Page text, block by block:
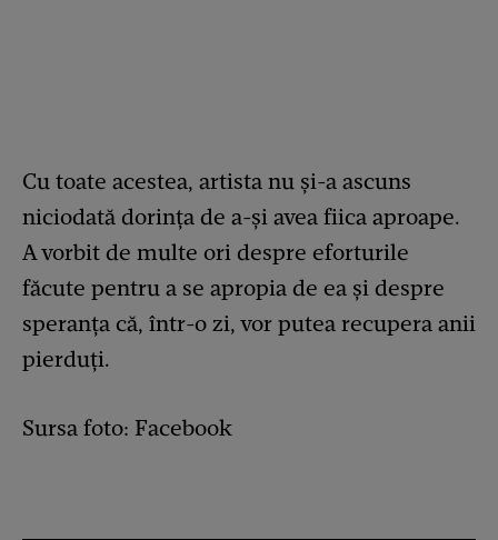
Cu toate acestea, artista nu și-a ascuns
niciodată dorința de a-și avea fiica aproape.
A vorbit de multe ori despre eforturile
făcute pentru a se apropia de ea și despre
speranța că, într-o zi, vor putea recupera anii
pierduți.
Sursa foto: Facebook